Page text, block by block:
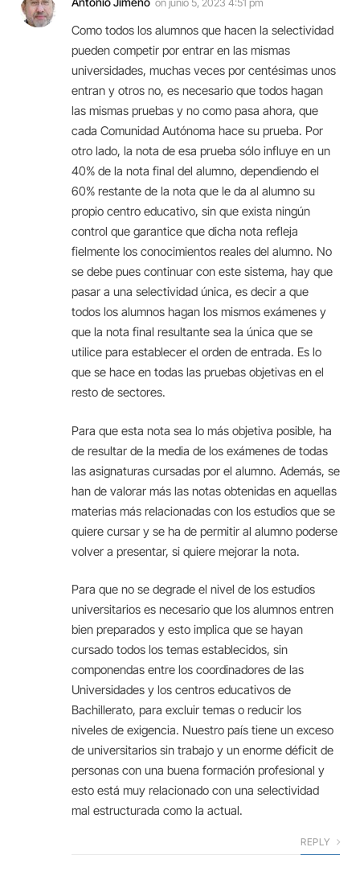
onjunio 5, 2023 4:51 pm
Como todos los alumnos que hacen la selectividad
pueden competir por entrar en las mismas
universidades, muchas veces por centésimas unos
entran y otros no, es necesario que todos hagan
las mismas pruebas y no como pasa ahora, que
cada Comunidad Autónoma hace su prueba. Por
otro lado, la nota de esa prueba sólo influye en un
40% de la nota final del alumno, dependiendo el
60% restante de la nota que le da al alumno su
propio centro educativo, sin que exista ningún
control que garantice que dicha nota refleja
fielmente los conocimientos reales del alumno. No
se debe pues continuar con este sistema, hay que
pasar a una selectividad única, es decir a que
todos los alumnos hagan los mismos exámenes y
que la nota final resultante sea la única que se
utilice para establecer el orden de entrada. Es lo
que se hace en todas las pruebas objetivas en el
resto de sectores.
Para que esta nota sea lo más objetiva posible, ha
de resultar de la media de los exámenes de todas
las asignaturas cursadas por el alumno. Además, se
han de valorar más las notas obtenidas en aquellas
materias más relacionadas con los estudios que se
quiere cursar y se ha de permitir al alumno poderse
volver a presentar, si quiere mejorar la nota.
Para que no se degrade el nivel de los estudios
universitarios es necesario que los alumnos entren
bien preparados y esto implica que se hayan
cursado todos los temas establecidos, sin
componendas entre los coordinadores de las
Universidades y los centros educativos de
Bachillerato, para excluir temas o reducir los
niveles de exigencia. Nuestro país tiene un exceso
de universitarios sin trabajo y un enorme déficit de
personas con una buena formación profesional y
esto está muy relacionado con una selectividad
mal estructurada como la actual.
REPLY